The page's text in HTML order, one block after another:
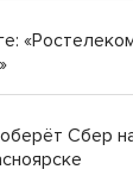
ВТБ
Сбер